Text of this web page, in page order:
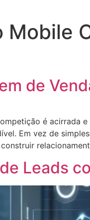
Mobile
de
é acirrada
Em vez de
Leads